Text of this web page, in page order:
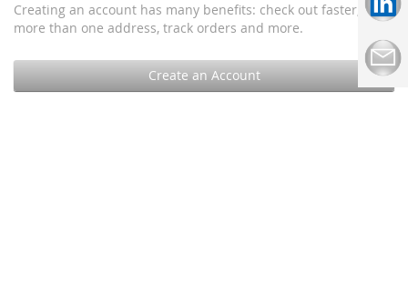
Creating an account has many benefits: check out faster, keep
more than one address, track orders and more.
Create an Account